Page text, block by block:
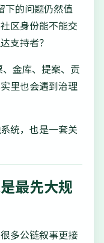
下的问题仍然值
区身份能不能交
支持者？
金库、提案、贡
里也会遇到治理
统，也是一套关
最先大规
多公链叙事更接